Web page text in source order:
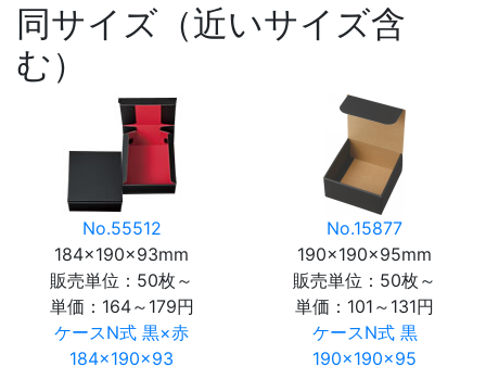
同サイズ（近いサイズ含
む）
No.55512
184×190×93mm
販売単位：50枚～
単価： 164～179円
ケースN式 黒×赤
184×190×93
No.15877
190×190×95mm
販売単位：50枚～
単価： 101～131円
ケースN式 黒
190×190×95